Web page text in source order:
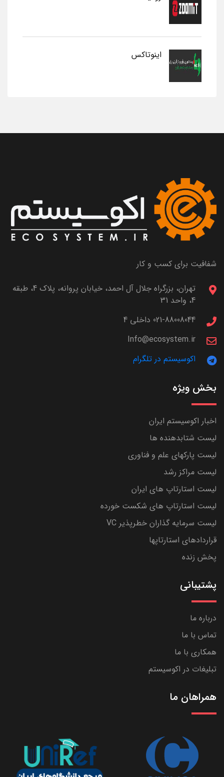
اینوتاکس
شفافیت برای کسب و کار
تهران، بزرگراه جلال آل احمد، خیابان پروانه، پلاک 4، طبقه
4، واحد 31
021-88008044 داخلی 4
Info@ecosystem.ir
اکوسیستم در تلگرام
بخش ویژه
اخبار اکوسیستم ایران
لیست شتابدهنده ها
لیست پارکهای علم و فناوری
لیست مراکز رشد
لیست استارتاپ های ایران
لیست استارتاپ های شکست خورده
لیست سرمایه گذاران خطرپذیر VC
قراردادهای استارتاپها
پخش زنده
پشتیبانی
درباره ما
تماس با ما
همکاری با ما
تبلیغات در اکوسیستم
همراهان ما